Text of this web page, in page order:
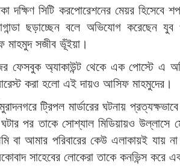
দক্ষিণ সিটি করপোরেশনের মেয়র
ছড়াচ্ছেন বলে অভিযোগ করেছেন
মাহমুদ সজীব ভূঁইয়া।
ফেসবুক অ্যাকাউন্ট থেকে এক পোস্টে এ
করা হলো এই দায়ও আসিফ মাহমুদের।
ট্রিপল মার্ডারের ঘটনায়
পর তাকে সোশ্যাল মিডিয়ায়ও
আমার পরিবারের কেউ এলাকায়ই যায়
সাহেবের লোকেরা তাকে কনভিন্স করে